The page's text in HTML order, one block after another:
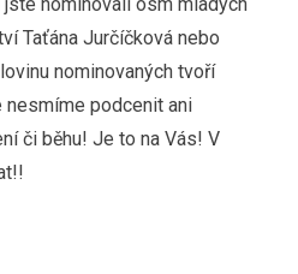
Taťána Jurčíčková nebo
nominovaných tvoří
nesmíme podcenit ani
či běhu! Je to na Vás! V